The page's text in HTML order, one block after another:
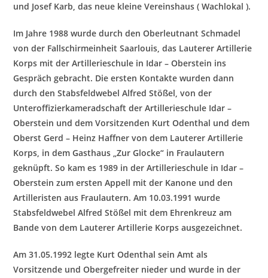
und Josef Karb, das neue kleine Vereinshaus ( Wachlokal ).
Im Jahre 1988 wurde durch den Oberleutnant Schmadel
von der Fallschirmeinheit Saarlouis, das Lauterer Artillerie
Korps mit der Artillerieschule in Idar – Oberstein ins
Gespräch gebracht. Die ersten Kontakte wurden dann
durch den Stabsfeldwebel Alfred Stößel, von der
Unteroffizierkameradschaft der Artillerieschule Idar –
Oberstein und dem Vorsitzenden Kurt Odenthal und dem
Oberst Gerd – Heinz Haffner von dem Lauterer Artillerie
Korps, in dem Gasthaus „Zur Glocke“ in Fraulautern
geknüpft.So kam es 1989 in der Artillerieschule in Idar –
Oberstein zum ersten Appell mit der Kanone und den
Artilleristen aus Fraulautern. Am 10.03.1991 wurde
Stabsfeldwebel Alfred Stößel mit dem Ehrenkreuz am
Bande von dem Lauterer Artillerie Korps ausgezeichnet.
Am 31.05.1992 legte Kurt Odenthal sein Amt als
Vorsitzende und Obergefreiter nieder und wurde in der